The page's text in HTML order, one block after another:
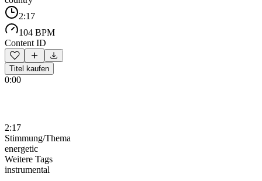
2:17
104 BPM
Content ID
Titel kaufen
0:00
2:17
Stimmung/Thema
energetic
Weitere Tags
instrumental